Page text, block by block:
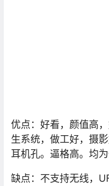
优点：好看，颜值高
生系统，做工好，摄
耳机孔。逼格高。均
缺点：不支持无线，